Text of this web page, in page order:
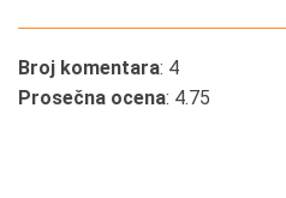
Broj komentara: 4
Prosečna ocena: 4.75